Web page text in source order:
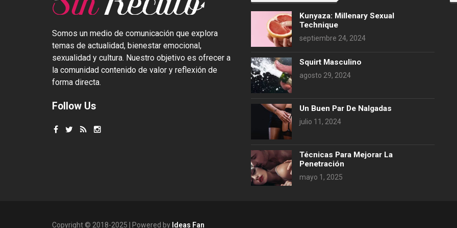
Somos un medio de comunicación que explora
temas de actualidad, bienestar emocional,
sexualidad y cultura. Nuestro objetivo es ofrecer a
la comunidad contenido de valor y reflexión de
forma directa.
Follow Us
Kunyaza: Millenary Sexual
Technique
septiembre 24, 2024
Squirt Masculino
agosto 29, 2024
Un Buen Par De Nalgadas
julio 11, 2024
Técnicas Para Mejorar La
Penetración
mayo 1, 2025
Copyright © 2018-2025 | Powered by Ideas Fan